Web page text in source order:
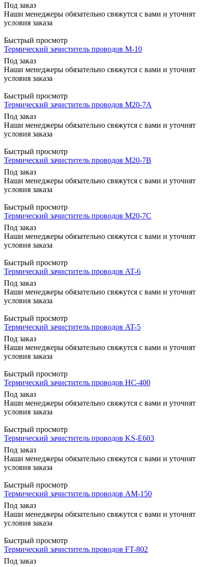
Под заказ
Наши менеджеры обязательно свяжутся с вами и уточнят
условия заказа
Быстрый просмотр
Термический зачиститель проводов M-10
Под заказ
Наши менеджеры обязательно свяжутся с вами и уточнят
условия заказа
Быстрый просмотр
Термический зачиститель проводов M20-7A
Под заказ
Наши менеджеры обязательно свяжутся с вами и уточнят
условия заказа
Быстрый просмотр
Термический зачиститель проводов M20-7B
Под заказ
Наши менеджеры обязательно свяжутся с вами и уточнят
условия заказа
Быстрый просмотр
Термический зачиститель проводов M20-7C
Под заказ
Наши менеджеры обязательно свяжутся с вами и уточнят
условия заказа
Быстрый просмотр
Термический зачиститель проводов AT-6
Под заказ
Наши менеджеры обязательно свяжутся с вами и уточнят
условия заказа
Быстрый просмотр
Термический зачиститель проводов AT-5
Под заказ
Наши менеджеры обязательно свяжутся с вами и уточнят
условия заказа
Быстрый просмотр
Термический зачиститель проводов HC-400
Под заказ
Наши менеджеры обязательно свяжутся с вами и уточнят
условия заказа
Быстрый просмотр
Термический зачиститель проводов KS-E603
Под заказ
Наши менеджеры обязательно свяжутся с вами и уточнят
условия заказа
Быстрый просмотр
Термический зачиститель проводов AM-150
Под заказ
Наши менеджеры обязательно свяжутся с вами и уточнят
условия заказа
Быстрый просмотр
Термический зачиститель проводов FT-802
Под заказ